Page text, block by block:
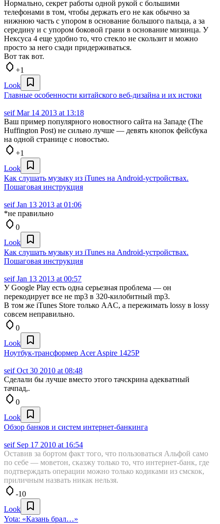
Нормально, секрет работы одной рукой с большими
телефонами в том, чтобы держать его не как обычно за
нижнюю часть с упором в основание большого пальца, а за
середину и с упором боковой грани в основание мизинца. У
Нексуса 4 еще удобно то, что стекло не скользит и можно
просто за него сзади придерживаться.
Вот так вот.
+1
Look
Главные особенности китайского веб-дизайна и их истоки
seifMar 14 2013 at 13:18
Ваш пример популярного новостного сайта на Западе (The
Huffington Post) не сильно лучше — девять кнопок фейсбука
на одной странице с новостью.
+1
Look
Как слушать музыку из iTunes на Android-устройствах.
Пошаговая инструкция
seifJan 13 2013 at 01:06
*не правильно
0
Look
Как слушать музыку из iTunes на Android-устройствах.
Пошаговая инструкция
seifJan 13 2013 at 00:57
У Google Play есть одна серьезная проблема — он
перекодирует все не mp3 в 320-килобитный mp3.
В том же iTunes Store только AAC, а пережимать lossy в lossy
совсем неправильно.
0
Look
Ноутбук-трансформер Acer Aspire 1425P
seifOct 30 2010 at 08:48
Сделали бы лучше вместо этого тачскрина адекватный
тачпад,.
0
Look
Обзор банков и систем интернет-банкинга
seifSep 17 2010 at 16:54
Оставив за бортом факт того, что пользоваться Альфой само
по себе — моветон, сказжу только то, что интернет-банк, где
подтверждать операции можно только кодиками из смскок,
приличным назвать никак нельзя.
-10
Look
Yota: «Казань брал…»